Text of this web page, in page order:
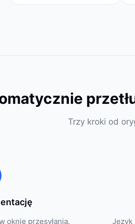
Trzy kroki od
oknie przesyłania.
Język